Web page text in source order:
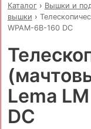
Каталог› Вышки и
вышки ›
WPAM-6B-160 DC
Lema
DC